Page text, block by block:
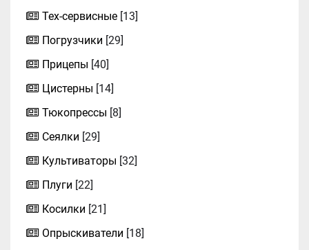
Тех-сервисные [13]
Погрузчики [29]
Прицепы [40]
Цистерны [14]
Тюкопрессы [8]
Сеялки [29]
Культиваторы [32]
Плуги [22]
Косилки [21]
Опрыскиватели [18]